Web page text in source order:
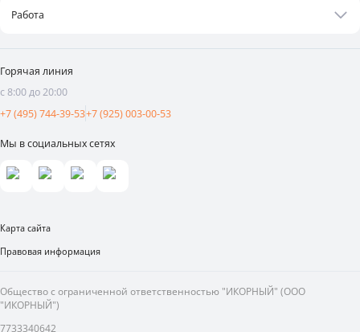
Статьи
Видеоотзывы
Поставщикам
Аренда площадей
Реклама и продвижение
Работа
Вакансии
Мы в социальных сетях
Горячая линия
с 8:00 до 20:00
+7 (495) 744-39-53+7 (925) 003-00-53
Карта сайта
Правовая информация
Общество с ограниченной ответственностью "ИКОРНЫЙ" (ООО
"ИКОРНЫЙ")
7733340642